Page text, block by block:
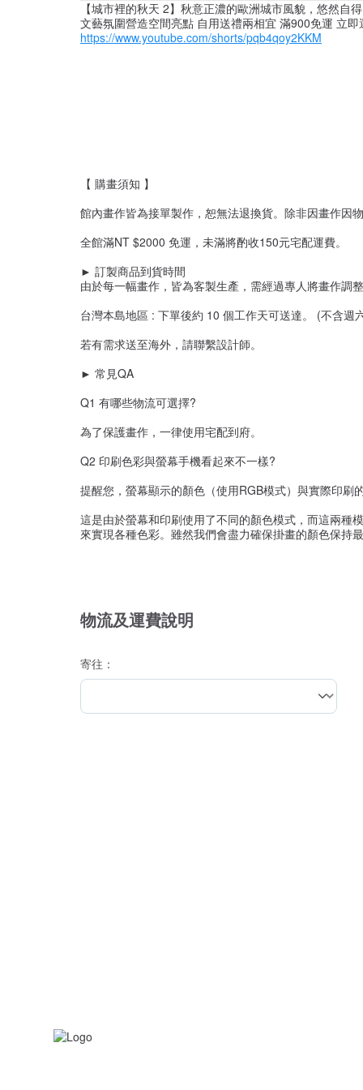
【城市裡的秋天 2】秋意正濃的歐洲城市風貌，悠然自
文藝氛圍營造空間亮點 自用送禮兩相宜 滿900免運 立即
https://www.youtube.com/shorts/pqb4qoy2KKM
【 購畫須知 】
館內畫作皆為接單製作，恕無法退換貨。除非因畫作因
全館滿NT $2000 免運，未滿將酌收150元宅配運費。
► 訂製商品到貨時間
由於每一幅畫作，皆為客製生產，需經過專人將畫作調
台灣本島地區 : 下單後約 10 個工作天可送達。 (不含週
若有需求送至海外，請聯繫設計師。
► 常見QA
Q1 有哪些物流可選擇?
為了保護畫作，一律使用宅配到府。
Q2 印刷色彩與螢幕手機看起來不一樣?
提醒您，螢幕顯示的顏色（使用RGB模式）與實際印
這是由於螢幕和印刷使用了不同的顏色模式，而這兩種
來實現各種色彩。雖然我們會盡力確保掛畫的顏色保持
物流及運費說明
寄往：